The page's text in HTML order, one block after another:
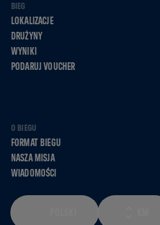
BIEG
LOKALIZACJE
DRUŻYNY
WYNIKI
PODARUJ VOUCHER
O BIEGU
FORMAT BIEGU
NASZA MISJA
WIADOMOŚCI